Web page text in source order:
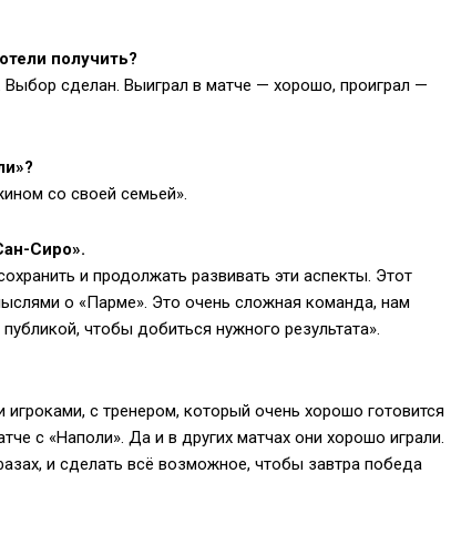
получить?
сделан. Выиграл в матче — хорошо, проиграл —
со своей семьей».
Сиро».
и продолжать развивать эти аспекты. Этот
о «Парме». Это очень сложная команда, нам
чтобы добиться нужного результата».
с тренером, который очень хорошо готовится
с «Наполи». Да и в других матчах они хорошо играли.
и сделать всё возможное, чтобы завтра победа